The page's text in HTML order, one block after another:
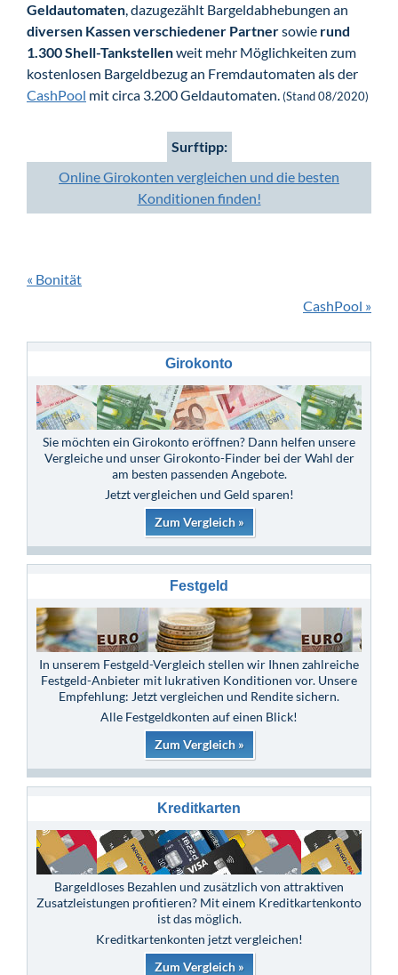
Geldautomaten, dazugezählt Bargeldabhebungen an
diversen Kassen verschiedener Partnersowie rund
1.300 Shell-Tankstellenweit mehr Möglichkeiten zum
kostenlosen Bargeldbezug an Fremdautomaten als der
CashPool mit circa 3.200 Geldautomaten.(Stand 08/2020)
Surftipp:
Online Girokonten vergleichen und die besten
Konditionen finden!
« Bonität
CashPool »
Girokonto
Sie möchten ein Girokonto eröffnen? Dann helfen unsere
Vergleiche und unser Girokonto-Finder bei der Wahl der
am besten passenden Angebote.
Jetzt vergleichen und Geld sparen!
Zum Vergleich »
Festgeld
In unserem Festgeld-Vergleich stellen wir Ihnen zahlreiche
Festgeld-Anbieter mit lukrativen Konditionen vor. Unsere
Empfehlung: Jetzt vergleichen und Rendite sichern.
Alle Festgeldkonten auf einen Blick!
Zum Vergleich »
Kreditkarten
Bargeldloses Bezahlen und zusätzlich von attraktiven
Zusatzleistungen profitieren? Mit einem Kreditkartenkonto
ist das möglich.
Kreditkartenkonten jetzt vergleichen!
Zum Vergleich »